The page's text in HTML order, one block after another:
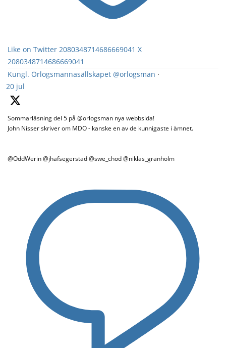
Like on Twitter 2080348714686669041 X
2080348714686669041
Kungl. Örlogsmannasällskapet @orlogsman ·
20 jul
Sommarläsning del 5 på @orlogsman nya webbsida!
John Nisser skriver om MDO - kanske en av de kunnigaste i ämnet.
@OddWerin @jhafsegerstad @swe_chod @niklas_granholm